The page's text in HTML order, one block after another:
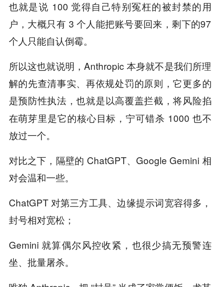
也就是说 100 觉得自己特别冤枉的被封禁的用
户，大概只有 3 个人能把账号要回来，剩下的97
个人只能自认倒霉。
所以这也就说明，Anthropic 本身就不是我们所理
解的先查清事实、再依规处罚的原则，它更多的
是预防性执法 ，也就是以高覆盖拦截，将风险掐
在萌芽里是它的核心目标，宁可错杀 1000 也不
放过一个。
对比之下，隔壁的 ChatGPT、Google Gemini 相
对会温和一些。
ChatGPT 对第三方工具、边缘提示词宽容得多，
封号相对宽松；
Gemini 就算偶尔风控收紧，也很少搞无预警连
坐、批量屠杀。